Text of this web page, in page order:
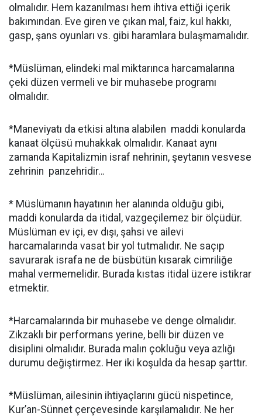
olmalıdır. Hem kazanılması hem ihtiva ettiği içerik
bakımından. Eve giren ve çıkan mal, faiz, kul hakkı,
gasp, şans oyunları vs. gibi haramlara bulaşmamalıdır.
*Müslüman, elindeki mal miktarınca harcamalarına
çeki düzen vermeli ve bir muhasebe programı
olmalıdır.
*Maneviyatı da etkisi altına alabilen maddi konularda
kanaat ölçüsü muhakkak olmalıdır. Kanaat aynı
zamanda Kapitalizmin israf nehrinin, şeytanın vesvese
zehrinin panzehridir…
* Müslümanın hayatının her alanında olduğu gibi,
maddi konularda da itidal, vazgeçilemez bir ölçüdür.
Müslüman ev içi, ev dışı, şahsi ve ailevi
harcamalarında vasat bir yol tutmalıdır. Ne saçıp
savurarak israfa ne de büsbütün kısarak cimriliğe
mahal vermemelidir. Burada kıstas itidal üzere istikrar
etmektir.
*Harcamalarında bir muhasebe ve denge olmalıdır.
Zikzaklı bir performans yerine, belli bir düzen ve
disiplini olmalıdır. Burada malın çokluğu veya azlığı
durumu değiştirmez. Her iki koşulda da hesap şarttır.
*Müslüman, ailesinin ihtiyaçlarını gücü nispetince,
Kur’an-Sünnet çerçevesinde karşılamalıdır. Ne her